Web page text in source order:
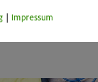
Karten unter
Impressum